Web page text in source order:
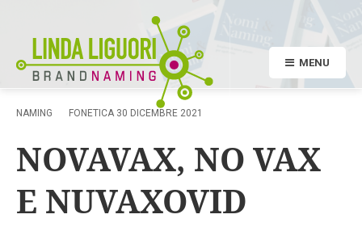
MENU
NAMING FONETICA 30 DICEMBRE 2021
NOVAVAX, NO VAX
E NUVAXOVID